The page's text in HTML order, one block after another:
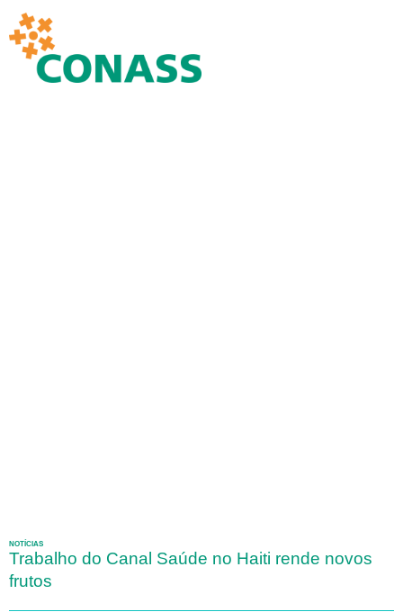
NOTÍCIAS
Trabalho do Canal Saúde no Haiti rende novos
frutos